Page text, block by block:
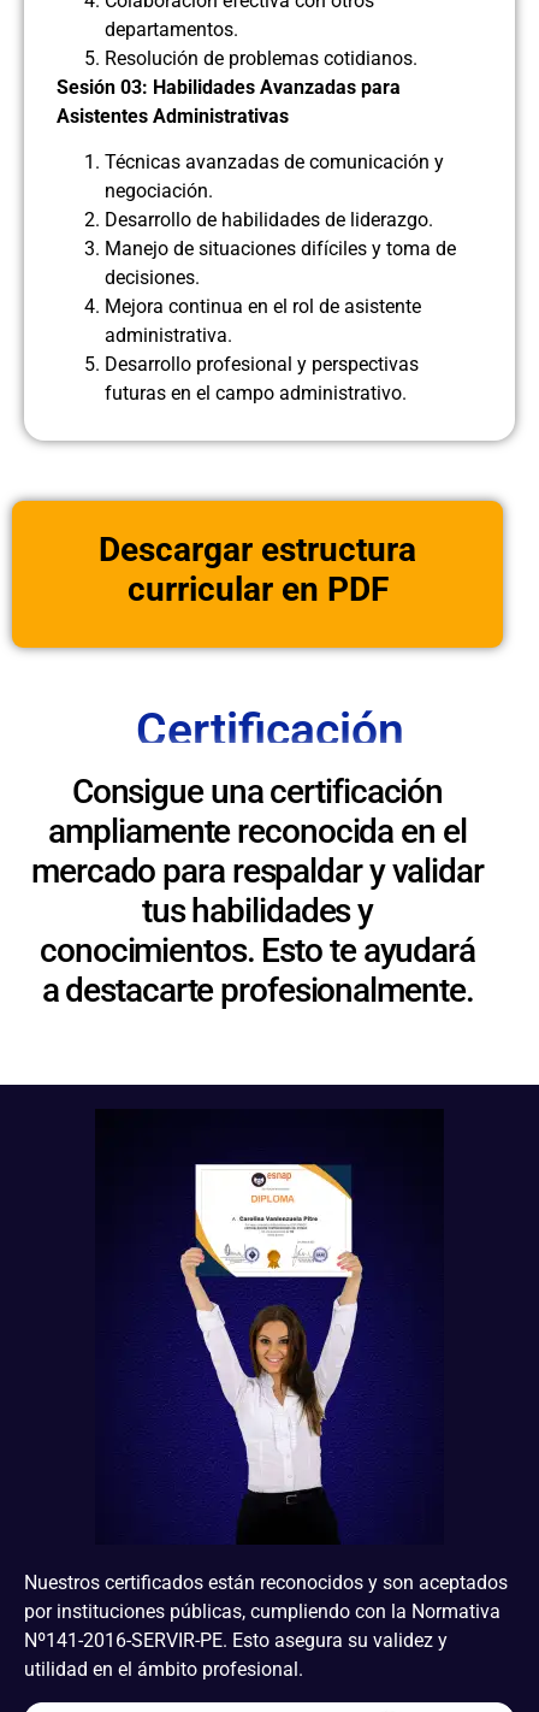
departamentos.
Resolución de problemas cotidianos.
Sesión 03: Habilidades Avanzadas para
Asistentes Administrativas
Técnicas avanzadas de comunicación y
negociación.
Desarrollo de habilidades de liderazgo.
Manejo de situaciones difíciles y toma de
decisiones.
Mejora continua en el rol de asistente
administrativa.
Desarrollo profesional y perspectivas
futuras en el campo administrativo.
Descargar estructura
curricular en PDF
Certificación
Consigue una certificación
ampliamente reconocida en el
mercado para respaldar y validar
tus habilidades y
conocimientos. Esto te ayudará
a destacarte profesionalmente.
Nuestros certificados están reconocidos y son aceptados
por instituciones públicas, cumpliendo con la Normativa
Nº141-2016-SERVIR-PE. Esto asegura su validez y
utilidad en el ámbito profesional.